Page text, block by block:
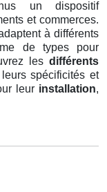
un dispositif
et commerces.
à différents
de types pour
les différents
spécificités et
leur installation,